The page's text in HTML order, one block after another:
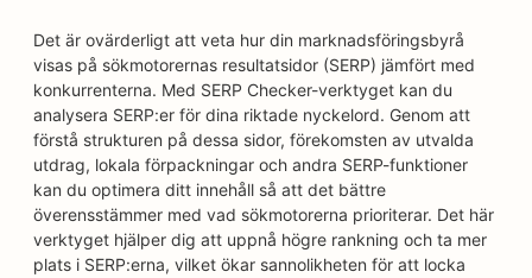
Det är ovärderligt att veta hur din marknadsföringsbyrå
visas på sökmotorernas resultatsidor (SERP) jämfört med
konkurrenterna. Med SERP Checker-verktyget kan du
analysera SERP:er för dina riktade nyckelord. Genom att
förstå strukturen på dessa sidor, förekomsten av utvalda
utdrag, lokala förpackningar och andra SERP-funktioner
kan du optimera ditt innehåll så att det bättre
överensstämmer med vad sökmotorerna prioriterar. Det här
verktyget hjälper dig att uppnå högre rankning och ta mer
plats i SERP:erna, vilket ökar sannolikheten för att locka